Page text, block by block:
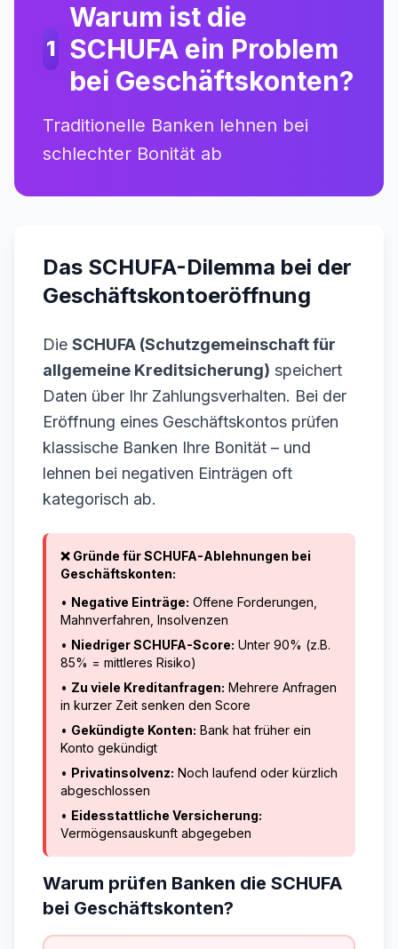
1
Warum ist die
SCHUFA ein Problem
bei Geschäftskonten?
Traditionelle Banken lehnen bei
schlechter Bonität ab
Das SCHUFA-Dilemma bei der
Geschäftskontoeröffnung
Die SCHUFA (Schutzgemeinschaft für
allgemeine Kreditsicherung) speichert
Daten über Ihr Zahlungsverhalten. Bei der
Eröffnung eines Geschäftskontos prüfen
klassische Banken Ihre Bonität – und
lehnen bei negativen Einträgen oft
kategorisch ab.
❌ Gründe für SCHUFA-Ablehnungen bei
Geschäftskonten:
• Negative Einträge: Offene Forderungen,
Mahnverfahren, Insolvenzen
• Niedriger SCHUFA-Score: Unter 90% (z.B.
85% = mittleres Risiko)
• Zu viele Kreditanfragen: Mehrere Anfragen
in kurzer Zeit senken den Score
• Gekündigte Konten: Bank hat früher ein
Konto gekündigt
• Privatinsolvenz: Noch laufend oder kürzlich
abgeschlossen
• Eidesstattliche Versicherung:
Vermögensauskunft abgegeben
Warum prüfen Banken die SCHUFA
bei Geschäftskonten?